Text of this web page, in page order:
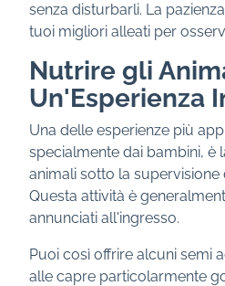
senza disturbarli. La
tuoi migliori alleati per
Nutrire gli
Un'Esperienza
Una delle esperienze più
specialmente dai bambini, è
animali sotto la
Questa attività è
annunciati all'ingresso.
Puoi così offrire alcuni semi
alle capre particolarmente